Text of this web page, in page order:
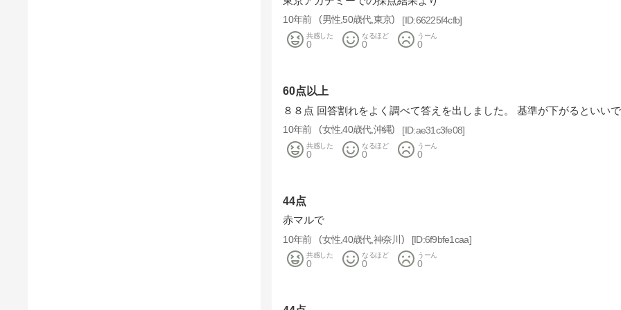
10年前 男性 50歳代 東京 66225f4cfb
共感した
0
なるほど
0
うーん
0
60点以上
８８点 回答割れをよく調べて答えを出しました。 基準が下がるといい
10年前 女性 40歳代 沖縄 ae31c3fe08
共感した
0
なるほど
0
うーん
0
44点
赤マルで
10年前 女性 40歳代 神奈川 6f9bfe1caa
共感した
0
なるほど
0
うーん
0